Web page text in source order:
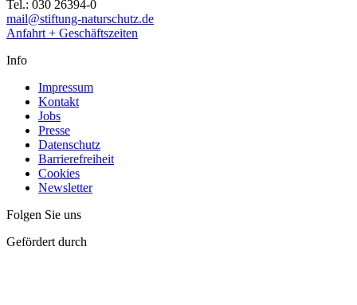
Tel.: 030 26394-0
mail@stiftung-naturschutz.de
Anfahrt + Geschäftszeiten
Info
Impressum
Kontakt
Jobs
Presse
Datenschutz
Barrierefreiheit
Cookies
Newsletter
Folgen Sie uns
Gefördert durch